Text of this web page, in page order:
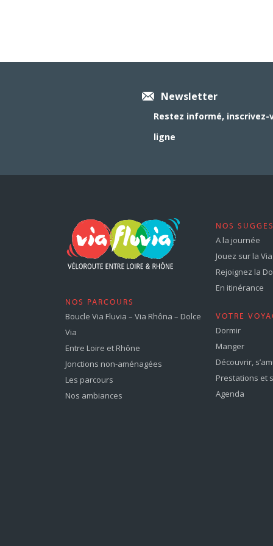
Newsletter
Restez informé,
ligne
NOS PARCOURS
Boucle Via Fluvia – Via Rhôna – Dolce
Via
Entre Loire et Rhône
Jonctions non-aménagées
Les parcours
Nos ambiances
NOS
A la journée
Jouez sur la
Rejoignez la
En itinérance
VOTRE
Dormir
Manger
Découvrir,
Prestations et
Agenda